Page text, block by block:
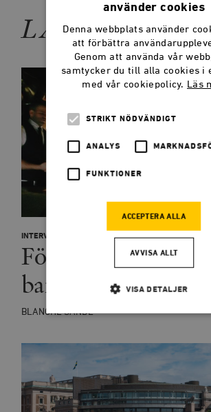
LÄS MER
INTERVJU
Förr eller senare går
barnvaktstaten för
BLANCHE SANDE
använder cookies
Denna webbplats använder
att förbättra
Genom att använda vår
samtycker du till alla cookies i
med vår cookiepolicy. Läs
STRIKT NÖDVÄNDIGT
ANALYS
FUNKTIONER
ACCEPTERA ALLA
AVVISA ALLT
VISA DETALJER
Marknadsföring
Strikt nödvändiga kakor tillåter
kärnwebbplatsfunktioner som
och kontohantering. Webbplatsen kan inte